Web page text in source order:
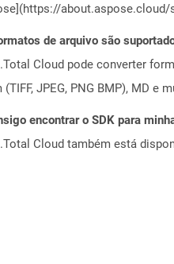
about.aspose.cloud/
de arquivo são
Cloud pode converter
(TIFF, JPEG, PNG BMP), MD
encontrar o SDK para
Cloud também está